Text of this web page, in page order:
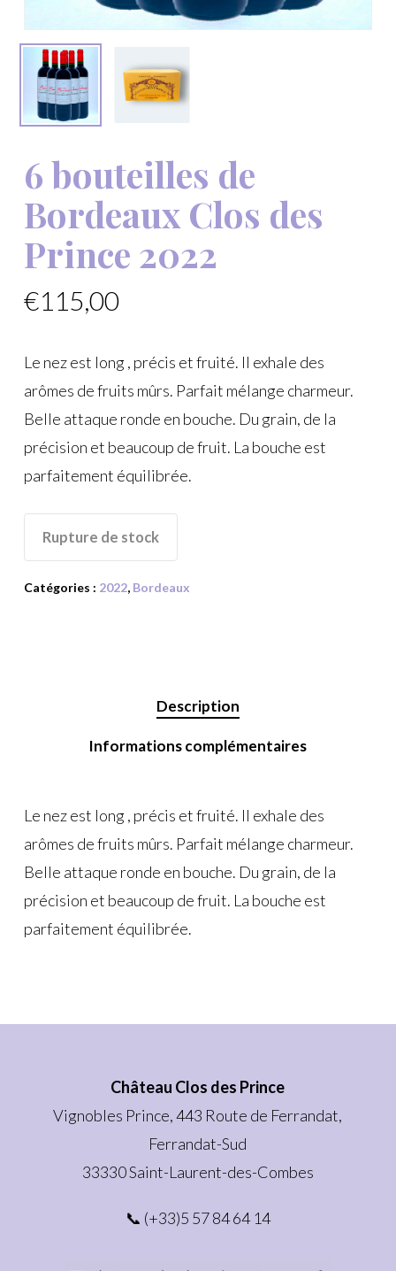
6 bouteilles de
Bordeaux Clos des
Prince 2022
€115,00
Le nez est long , précis et fruité. Il exhale des
arômes de fruits mûrs. Parfait mélange charmeur.
Belle attaque ronde en bouche. Du grain, de la
précision et beaucoup de fruit. La bouche est
parfaitement équilibrée.
Rupture de stock
Catégories : 2022, Bordeaux
Description
Informations complémentaires
Le nez est long , précis et fruité. Il exhale des
arômes de fruits mûrs. Parfait mélange charmeur.
Belle attaque ronde en bouche. Du grain, de la
précision et beaucoup de fruit. La bouche est
parfaitement équilibrée.
Château Clos des Prince
Vignobles Prince, 443 Route de Ferrandat,
Ferrandat-Sud
33330 Saint-Laurent-des-Combes
📞 (+33)5 57 84 64 14